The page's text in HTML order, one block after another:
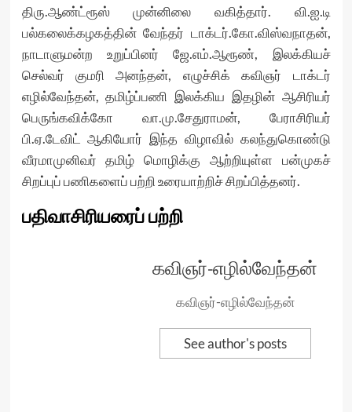
திரு.ஆண்ட்ரூஸ் முன்னிலை வகித்தார். வி.ஐ.டி
பல்கலைக்கழகத்தின் வேந்தர் டாக்டர்.கோ.விஸ்வநாதன்,
நாடாளுமன்ற உறுப்பினர் ஜே.எம்.ஆரூண், இலக்கியச்
செல்வர் குமரி அனந்தன், எழுச்சிக் கவிஞர் டாக்டர்
எழில்வேந்தன், தமிழ்ப்பணி இலக்கிய இதழின் ஆசிரியர்
பெருங்கவிக்கோ வா.மு.சேதுராமன், பேராசிரியர்
பி.ஏ.டேவிட் ஆகியோர் இந்த விழாவில் கலந்துகொண்டு
வீரமாமுனிவர் தமிழ் மொழிக்கு ஆற்றியுள்ள பன்முகச்
சிறப்புப் பணிகளைப் பற்றி உரையாற்றிச் சிறப்பித்தனர்.
பதிவாசிரியரைப் பற்றி
கவிஞர்-எழில்வேந்தன்
கவிஞர்-எழில்வேந்தன்
See author's posts